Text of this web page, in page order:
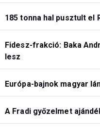
185 tonna hal pusztult el
Fidesz-frakció: Baka
lesz
Európa-bajnok magyar
A Fradi győzelmet